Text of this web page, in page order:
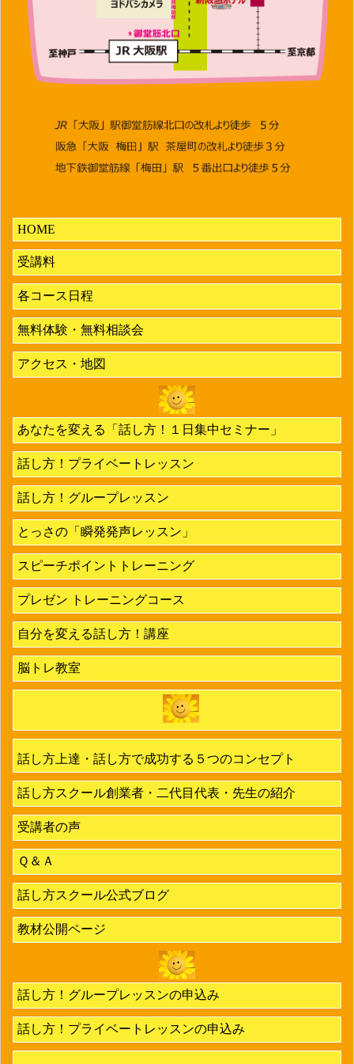
HOME
受講料
各コース日程
無料体験・無料相談会
アクセス・地図
あなたを変える「話し方！１日集中セミナー」
話し方！プライベートレッスン
話し方！グループレッスン
とっさの「瞬発発声レッスン」
スピーチポイントトレーニング
プレゼン トレーニングコース
自分を変える話し方！講座
脳トレ教室
話し方上達・話し方で成功する５つのコンセプト
話し方スクール創業者・二代目代表・先生の紹介
受講者の声
Ｑ＆Ａ
話し方スクール公式ブログ
教材公開ページ
話し方！グループレッスンの申込み
話し方！プライベートレッスンの申込み